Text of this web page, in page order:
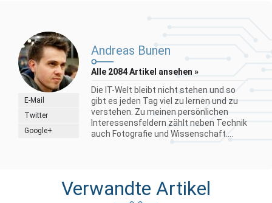
E-Mail
Twitter
Google+
Andreas Bunen
Alle 2084 Artikel ansehen »
Die IT-Welt bleibt nicht stehen und so
gibt es jeden Tag viel zu lernen und zu
verstehen. Zu meinen persönlichen
Interessensfeldern zählt neben Technik
auch Fotografie und Wissenschaft....
Verwandte Artikel